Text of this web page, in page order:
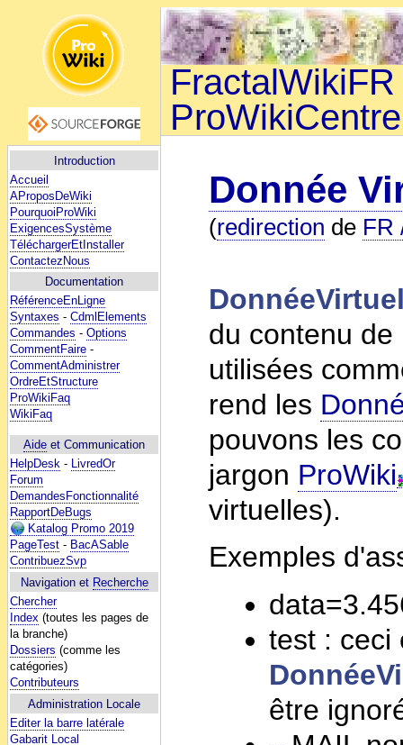
Introduction
Accueil
AProposDeWiki
PourquoiProWiki
ExigencesSystème
TéléchargerEtInstaller
ContactezNous
Documentation
RéférenceEnLigne
Syntaxes - CdmlElements
Commandes - Options
CommentFaire -
CommentAdministrer
OrdreEtStructure
ProWikiFaq
WikiFaq
Aide et Communication
HelpDesk - LivredOr
Forum
DemandesFonctionnalité
RapportDeBugs
Katalog Promo 2019
PageTest - BacASable
ContribuezSvp
Navigation et Recherche
Chercher
Index (toutes les pages de
la branche)
Dossiers (comme les
catégories)
Contributeurs
Administration Locale
Editer la barre latérale
Gabarit Local
FractalWikiFR
ProWikiCentre
Donnée
(redirection de FR
du contenu
utilisées
rend les
pouvons les
jargon ProWiki
virtuelles).
Exemples
test : ceci
être